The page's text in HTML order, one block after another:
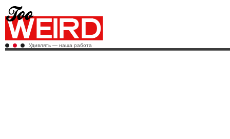
Удивлять — наша работа